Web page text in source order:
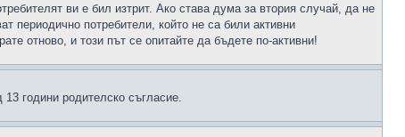
ви е бил изтрит. Ако става дума за втория случай, да не
периодично потребители, който не са били активни
отново, и този път се опитайте да бъдете по-активни!
години родителско съгласие.